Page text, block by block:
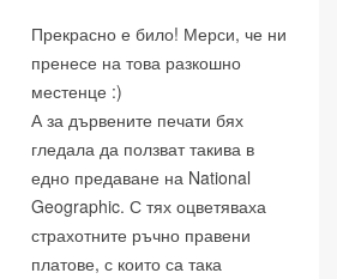
Прекрасно е било! Мерси, че ни
пренесе на това разкошно
местенце :)
А за дървените печати бях
гледала да ползват такива в
едно предаване на National
Geographic. С тях оцветяваха
страхотните ръчно правени
платове, с които са така